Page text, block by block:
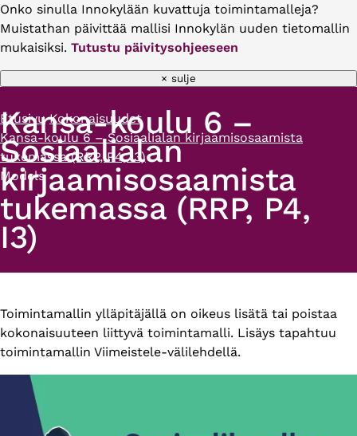
Onko sinulla Innokylään kuvattuja toimintamalleja?
Muistathan päivittää mallisi Innokylän uuden tietomallin
mukaisiksi. Tutustu päivitysohjeeseen
× sulje
Murupolku
Etusivu Kokonaisuudet
Kansa-koulu 6 – Sosiaalialan kirjaamisosaamista
tukemassa (RRP, P4, I3)
Models
Kansa-koulu 6 –
Sosiaalialan
kirjaamisosaamista
tukemassa (RRP, P4,
I3)
Primary
tabs
Toimintamallin ylläpitäjällä on oikeus lisätä tai poistaa
kokonaisuuteen liittyvä toimintamalli. Lisäys tapahtuu
toimintamallin Viimeistele-välilehdellä.